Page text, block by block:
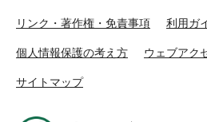
リンク・著作権・免責事項 利用ガ
個人情報保護の考え方 ウェブアク
サイトマップ